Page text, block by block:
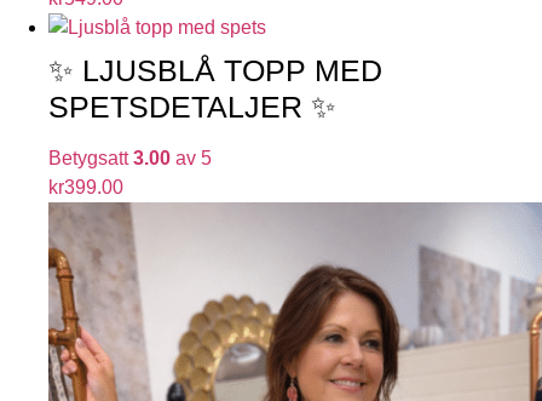
✨ LJUSBLÅ TOPP MED
SPETSDETALJER ✨
Betygsatt3.00 av 5
kr399.00